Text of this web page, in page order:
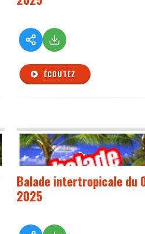
ÉCOUTEZ
Balade intertropicale du
2025